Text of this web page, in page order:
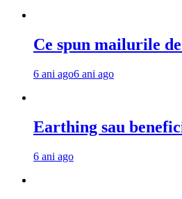
Ce spun mailurile
6 ani ago6 ani ago
Earthing sau
6 ani ago